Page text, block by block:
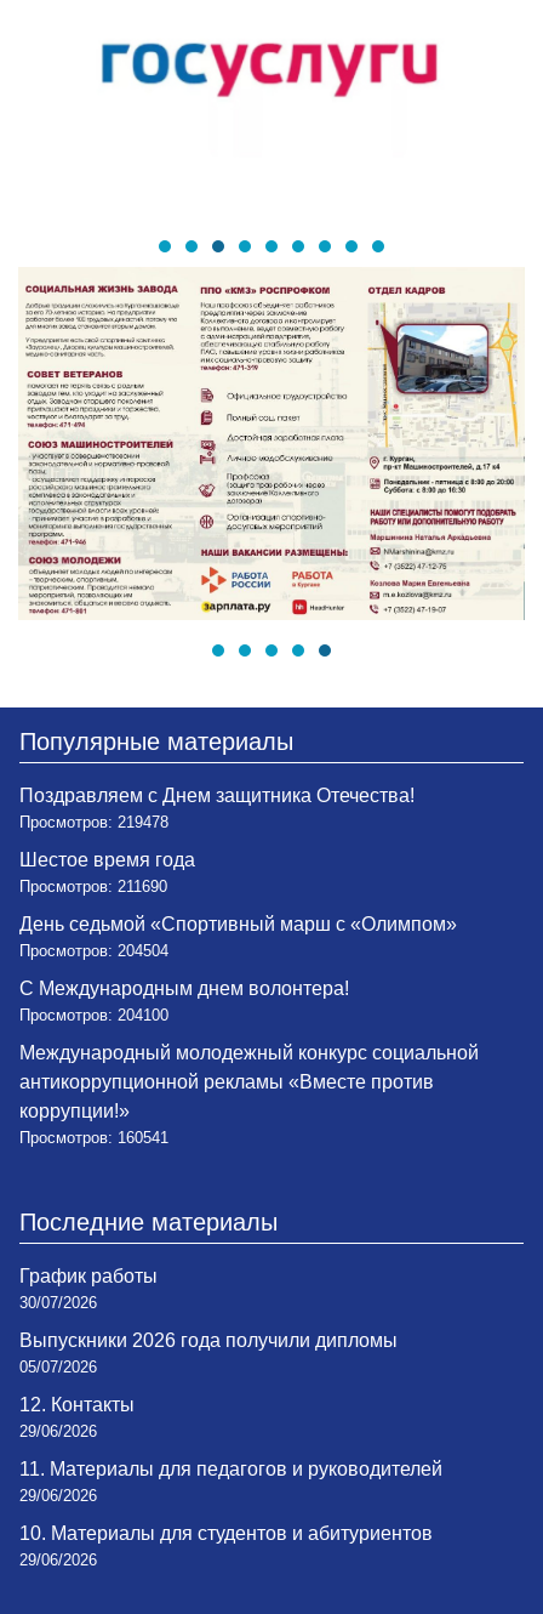
Популярные материалы
Поздравляем с Днем защитника Отечества!
Просмотров: 219478
Шестое время года
Просмотров: 211690
День седьмой «Спортивный марш с «Олимпом»
Просмотров: 204504
С Международным днем волонтера!
Просмотров: 204100
Международный молодежный конкурс социальной
антикоррупционной рекламы «Вместе против
коррупции!»
Просмотров: 160541
Последние материалы
График работы
30/07/2026
Выпускники 2026 года получили дипломы
05/07/2026
12. Контакты
29/06/2026
11. Материалы для педагогов и руководителей
29/06/2026
10. Материалы для студентов и абитуриентов
29/06/2026